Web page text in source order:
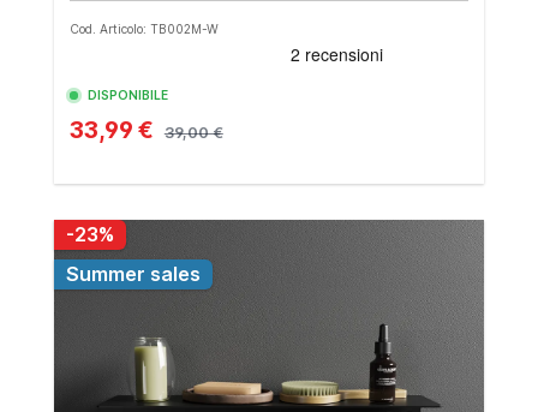
Cod. Articolo: TB002M-W
DISPONIBILE
33,99 € 39,00 €
-23%
Summer sales